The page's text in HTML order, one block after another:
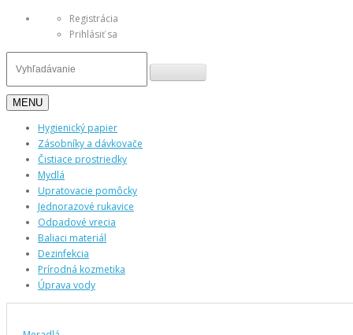
Registrácia
Prihlásiť sa
MENU
Hygienický papier
Zásobníky a dávkovače
Čistiace prostriedky
Mydlá
Upratovacie pomôcky
Jednorazové rukavice
Odpadové vrecia
Baliaci materiál
Dezinfekcia
Prírodná kozmetika
Úprava vody